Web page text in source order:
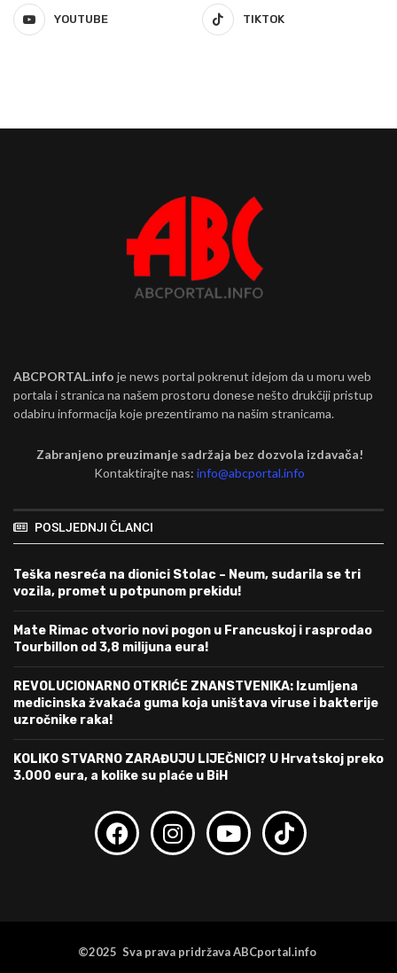
YOUTUBE TIKTOK
ABCPORTAL.info je news portal pokrenut idejom da u moru web
portala i stranica na našem prostoru donese nešto drukčiji pristup
odabiru informacija koje prezentiramo na našim stranicama.
Zabranjeno preuzimanje sadržaja bez dozvola izdavača!
Kontaktirajte nas:info@abcportal.info
POSLJEDNJI ČLANCI
Teška nesreća na dionici Stolac – Neum, sudarila se tri
vozila, promet u potpunom prekidu!
Mate Rimac otvorio novi pogon u Francuskoj i rasprodao
Tourbillon od 3,8 milijuna eura!
REVOLUCIONARNO OTKRIĆE ZNANSTVENIKA: Izumljena
medicinska žvakaća guma koja uništava viruse i bakterije
uzročnike raka!
KOLIKO STVARNO ZARAĐUJU LIJEČNICI? U Hrvatskoj preko
3.000 eura, a kolike su plaće u BiH
©2025 Sva prava pridržava ABCportal.info